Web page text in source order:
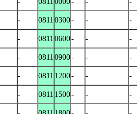
- 0811 0300- - -
- 0811 0600- - -
- 0811 0900- - -
- 0811 1200- - -
- 0811 1500- - -